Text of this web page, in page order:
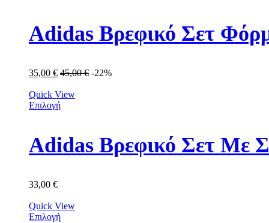
Adidas Βρεφικό Σετ
35,00 € 45,00€ -22%
Quick View
Επιλογή
Adidas Βρεφικό Σετ Με
33,00 €
Quick View
Επιλογή